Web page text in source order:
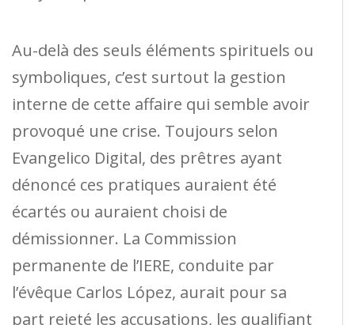
Au-delà des seuls éléments spirituels ou
symboliques, c’est surtout la gestion
interne de cette affaire qui semble avoir
provoqué une crise. Toujours selon
Evangelico Digital, des prêtres ayant
dénoncé ces pratiques auraient été
écartés ou auraient choisi de
démissionner. La Commission
permanente de l’IERE, conduite par
l’évêque Carlos López, aurait pour sa
part rejeté les accusations, les qualifiant